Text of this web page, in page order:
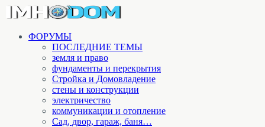
ФОРУМЫ
ПОСЛЕДНИЕ ТЕМЫ
земля и право
фундаменты и перекрытия
Стройка и Домовладение
стены и конструкции
электричество
коммуникации и отопление
Cад, двор, гараж, баня…